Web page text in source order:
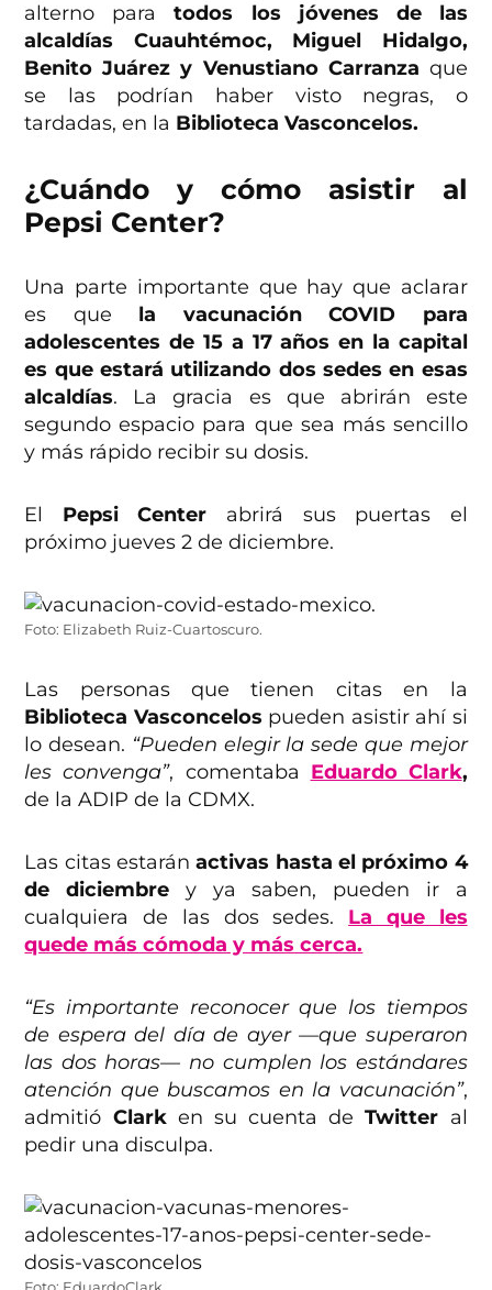
alterno paratodos los jóvenes de las
alcaldías Cuauhtémoc, Miguel Hidalgo,
Benito Juárez y Venustiano Carranza que
se las podrían haber visto negras, o
tardadas, en la Biblioteca Vasconcelos.
¿Cuándo y cómo asistir al
Pepsi Center?
Una parte importante que hay que aclarar
es que la vacunación COVID para
adolescentes de 15 a 17 años en la capital
es que estará utilizando dos sedes en esas
alcaldías. La gracia es que abrirán este
segundo espacio para que sea más sencillo
y más rápido recibir su dosis.
El Pepsi Center abrirá sus puertas el
próximo jueves 2 de diciembre.
Foto: Elizabeth Ruiz-Cuartoscuro.
Las personas que tienen citas en la
Biblioteca Vasconcelos pueden asistir ahí si
lo desean. “Pueden elegir la sede que mejor
les convenga”, comentaba Eduardo Clark,
de la ADIP de la CDMX.
Las citas estaránactivas hasta el próximo 4
de diciembre y ya saben, pueden ir a
cualquiera de las dos sedes. La que les
quede más cómoda y más cerca.
“Es importante reconocer que los tiempos
de espera del día de ayer —que superaron
las dos horas— no cumplen los estándares
atención que buscamos en la vacunación”,
admitió Clarken su cuenta deTwitter al
pedir una disculpa.